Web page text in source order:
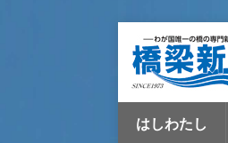
はしわたし